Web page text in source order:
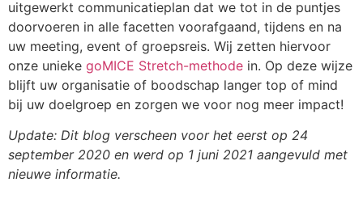
uitgewerkt communicatieplan dat we tot in de puntjes
doorvoeren in alle facetten voorafgaand, tijdens en na
uw meeting, event of groepsreis. Wij zetten hiervoor
onze unieke goMICE Stretch-methode in. Op deze wijze
blijft uw organisatie of boodschap langer top of mind
bij uw doelgroep en zorgen we voor nog meer impact!
Update: Dit blog verscheen voor het eerst op 24
september 2020 en werd op 1 juni 2021 aangevuld met
nieuwe informatie.